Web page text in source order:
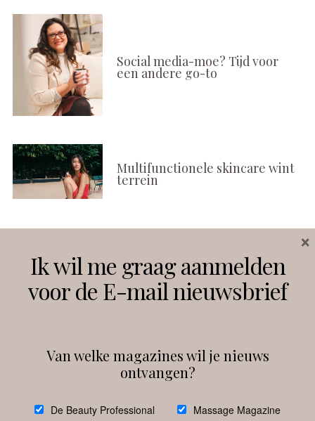
Social media-moe? Tijd voor
een andere go-to
Multifunctionele skincare wint
terrein
Instagram Facebook
debeautyprofessional
Ik wil me graag aanmelden
voor de E-mail nieuwsbrief
Van welke magazines wil je nieuws
ontvangen?
De Beauty Professional Massage Magazine
×